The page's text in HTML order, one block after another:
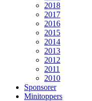
2018
2017
2016
2015
2014
2013
2012
2011
2010
Sponsorer
Minitoppers